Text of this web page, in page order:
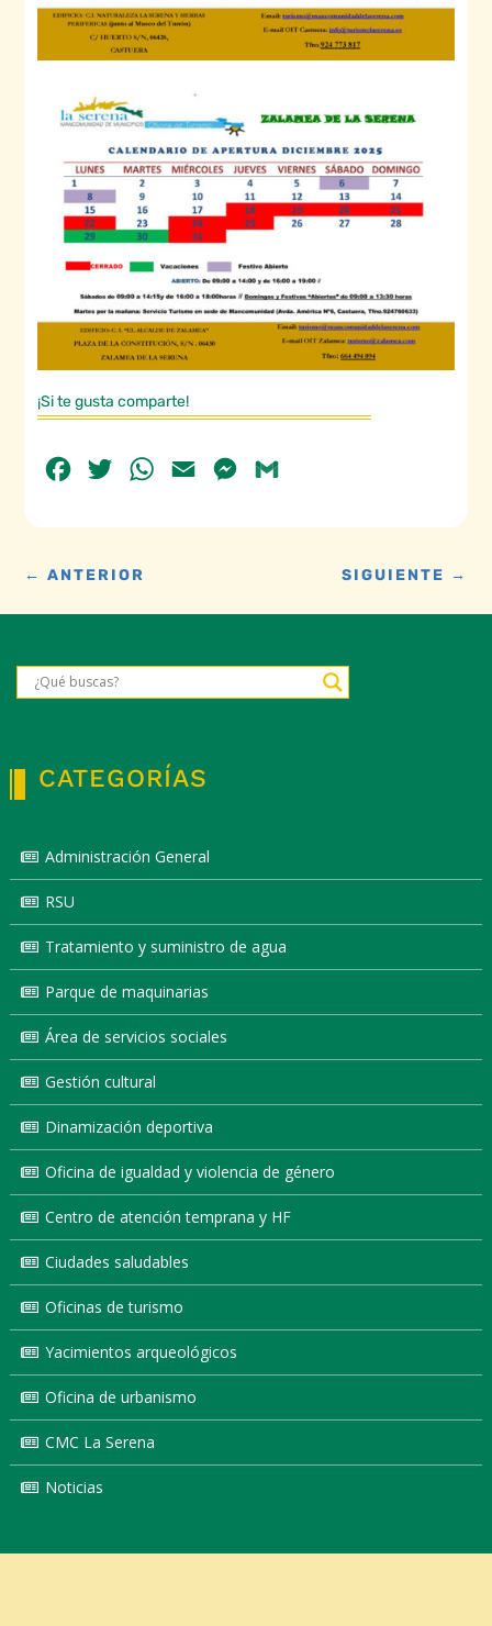
¡Si te gusta comparte!
Facebook
TwitterWhatsApp
Email Messenger
←ANTERIOR SIGUIENTE →
CATEGORÍAS
Administración General
RSU
Tratamiento y suministro de agua
Parque de maquinarias
Área de servicios sociales
Gestión cultural
Dinamización deportiva
Oficina de igualdad y violencia de género
Centro de atención temprana y HF
Ciudades saludables
Oficinas de turismo
Yacimientos arqueológicos
Oficina de urbanismo
CMC La Serena
Noticias